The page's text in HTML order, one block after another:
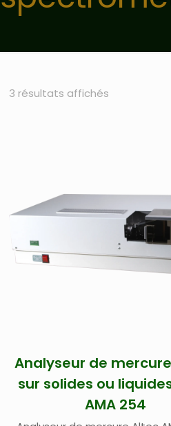
3 résultats affichés
Analyseur de
sur solides ou
AMA 254